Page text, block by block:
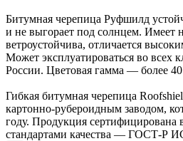
Битумная черепица Руфшилд
и не выгорает под солнцем. Имеет
ветроустойчива, отличается
Может эксплуатироваться во всех
России. Цветовая гамма — более
Гибкая битумная черепица
картонно-рубероидным заводом,
году. Продукция сертифицирована
стандартами качества — ГОСТ-Р